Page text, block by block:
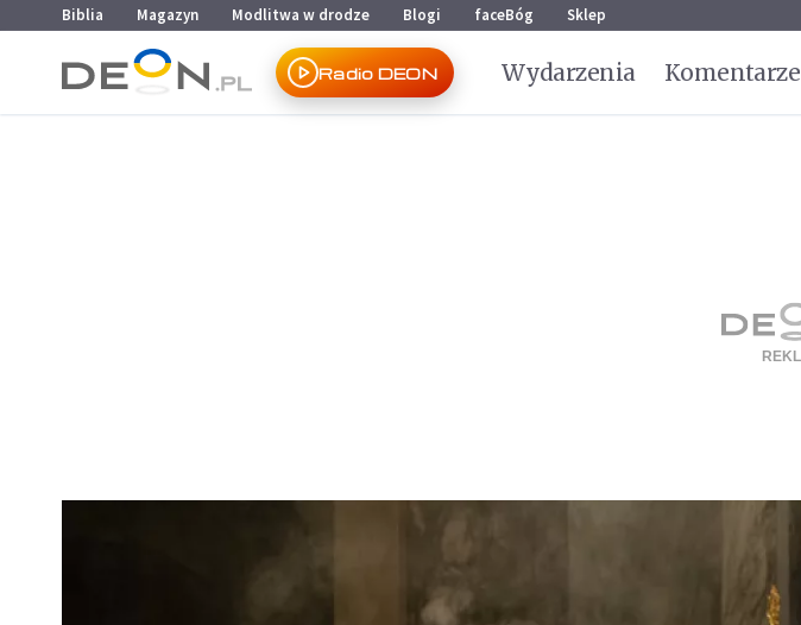
Przejdź do menu głównego
Przejdź do treści
Biblia Magazyn Modlitwa w drodze Blogi faceBóg Sklep
Radio DEON Wydarzenia Komentarze